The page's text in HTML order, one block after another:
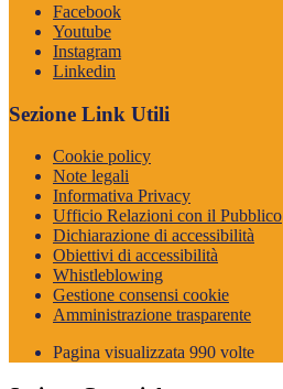
Facebook
Youtube
Instagram
Linkedin
Sezione Link Utili
Cookie policy
Note legali
Informativa Privacy
Ufficio Relazioni con il Pubblico
Dichiarazione di accessibilità
Obiettivi di accessibilità
Whistleblowing
Gestione consensi cookie
Amministrazione trasparente
Pagina visualizzata 990 volte